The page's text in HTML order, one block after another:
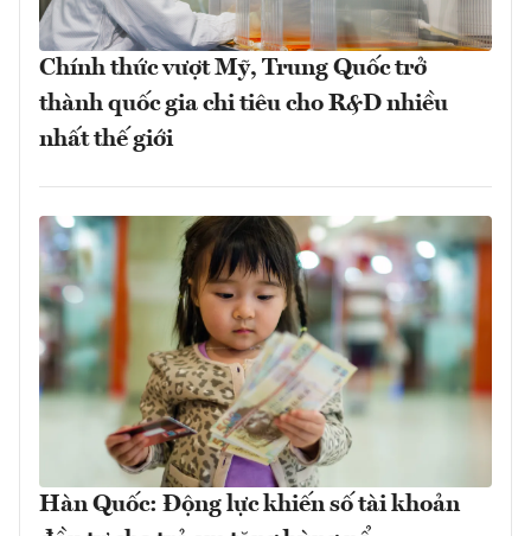
Chính thức vượt Mỹ, Trung Quốc trở
thành quốc gia chi tiêu cho R&D nhiều
nhất thế giới
Hàn Quốc: Động lực khiến số tài khoản